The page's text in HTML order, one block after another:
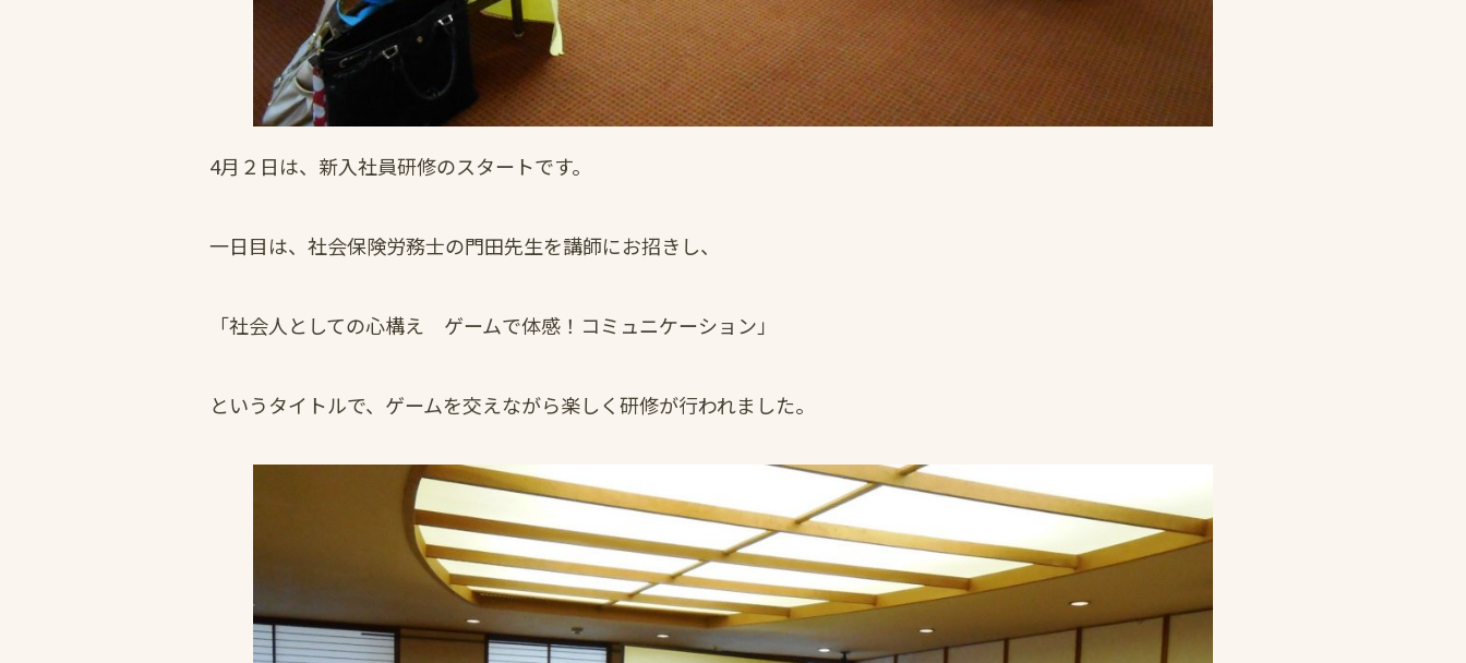
4月２日は、新入社員研修のスタートです。
一日目は、社会保険労務士の門田先生を講師にお招きし、
「社会人としての心構え ゲームで体感！コミュニケーション」
というタイトルで、ゲームを交えながら楽しく研修が行われました。